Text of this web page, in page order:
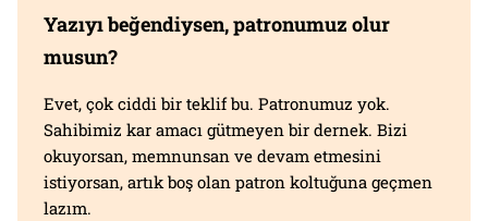
Yazıyı beğendiysen, patronumuz olur
musun?
Evet, çok ciddi bir teklif bu. Patronumuz yok.
Sahibimiz kar amacı gütmeyen bir dernek. Bizi
okuyorsan, memnunsan ve devam etmesini
istiyorsan, artık boş olan patron koltuğuna geçmen
lazım.